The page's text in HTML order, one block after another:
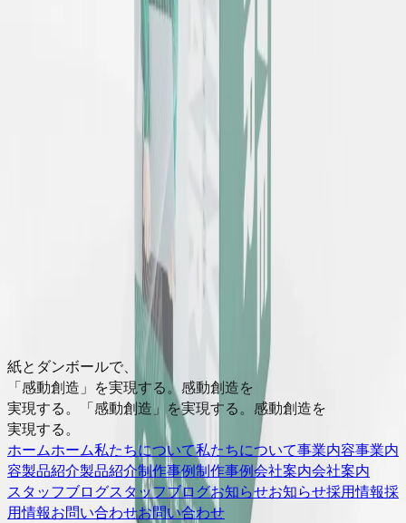
製造に関するご相談やお見積もり依頼は、お電話またはメー
ルにて承ります。 仕様が固まる前の段階でも、お気軽にご
紙器・什器・印刷・加工のご相談
メールでのお問い合わせ
お問い合わせページへ
紙とダンボールで、
「感動創造」を実現する。 感動創造を
実現する。
「感動創造」を実現する。 感動創造を
実現する。
ホームホーム私たちについて私たちについて事業内容事業内
容製品紹介製品紹介制作事例制作事例会社案内会社案内
スタッフブログスタッフブログお知らせお知らせ採用情報採
用情報お問い合わせお問い合わせ